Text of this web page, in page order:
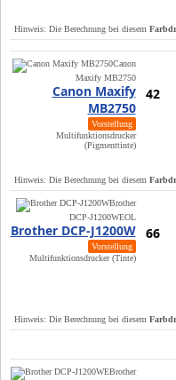
Hinweis: Die Berechnung bei diesem
Canon
Maxify MB2750
Canon Maxify
MB2750
Vorstellung
Multifunktionsdrucker
(Pigmenttinte)
42
Hinweis: Die Berechnung bei diesem
Brother
DCP-J1200WEOL
Brother DCP-J1200W
Vorstellung
Multifunktionsdrucker (Tinte)
66
Hinweis: Die Berechnung bei diesem
Brother